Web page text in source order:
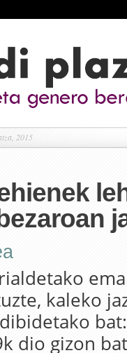
2015
kaleko
dio gizon